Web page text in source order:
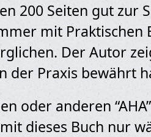
200 Seiten gut zur
mit Praktischen
Der Autor
der Praxis bewährt
oder anderen
dieses Buch nur